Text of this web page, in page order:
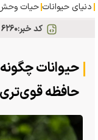
دنیای حیوانات حیات
کد خبر:۶۲۶۰
حیوانات
حافظه قوی‌تری